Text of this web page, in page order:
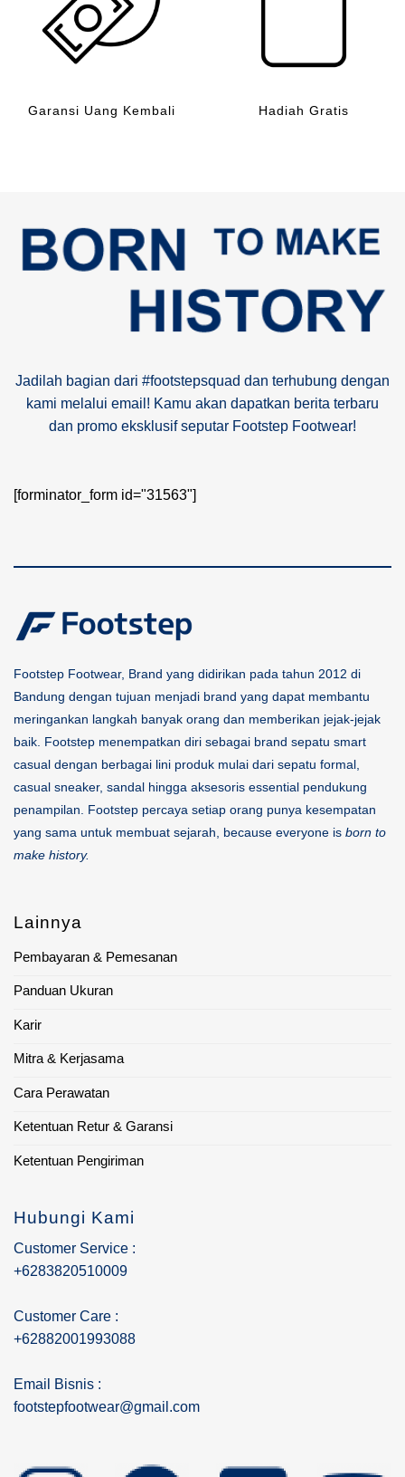
Garansi Uang Kembali Hadiah Gratis
Jadilah bagian dari #footstepsquad dan terhubung dengan
kami melalui email! Kamu akan dapatkan berita terbaru
dan promo eksklusif seputar Footstep Footwear!
[forminator_form id="31563"]
Footstep Footwear, Brand yang didirikan pada tahun 2012 di
Bandung dengan tujuan menjadi brand yang dapat membantu
meringankan langkah banyak orang dan memberikan jejak-jejak
baik. Footstep menempatkan diri sebagai brand sepatu smart
casual dengan berbagai lini produk mulai dari sepatu formal,
casual sneaker, sandal hingga aksesoris essential pendukung
penampilan. Footstep percaya setiap orang punya kesempatan
yang sama untuk membuat sejarah, because everyone is born to
make history.
Lainnya
Pembayaran & Pemesanan
Panduan Ukuran
Karir
Mitra & Kerjasama
Cara Perawatan
Ketentuan Retur & Garansi
Ketentuan Pengiriman
Hubungi Kami
Customer Service :
+6283820510009
Customer Care :
+62882001993088
Email Bisnis :
footstepfootwear@gmail.com